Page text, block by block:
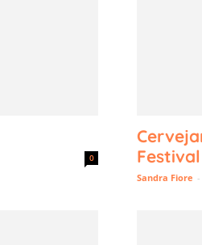
0
Sandra Fiore -